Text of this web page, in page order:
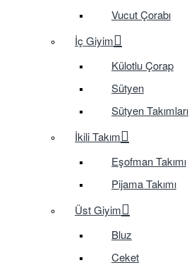
Vucut Çorabı
İç Giyim
Külotlu Çorap
Sütyen
Sütyen Takımları
İkili Takım
Eşofman Takımı
Pijama Takımı
Üst Giyim
Bluz
Ceket